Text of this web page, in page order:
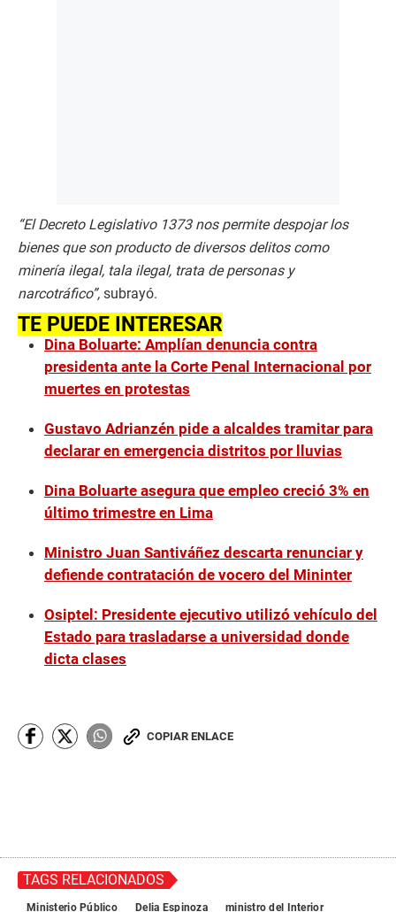
“El Decreto Legislativo 1373 nos permite despojar los
bienes que son producto de diversos delitos como
minería ilegal, tala ilegal, trata de personas y
narcotráfico”, subrayó.
TE PUEDE INTERESAR
Dina Boluarte: Amplían denuncia contra
presidenta ante la Corte Penal Internacional por
muertes en protestas
Gustavo Adrianzén pide a alcaldes tramitar para
declarar en emergencia distritos por lluvias
Dina Boluarte asegura que empleo creció 3% en
último trimestre en Lima
Ministro Juan Santiváñez descarta renunciar y
defiende contratación de vocero del Mininter
Osiptel: Presidente ejecutivo utilizó vehículo del
Estado para trasladarse a universidad donde
dicta clases
COPIAR ENLACE
TAGS RELACIONADOS
Ministerio Público Delia Espinoza
ministro del Interior